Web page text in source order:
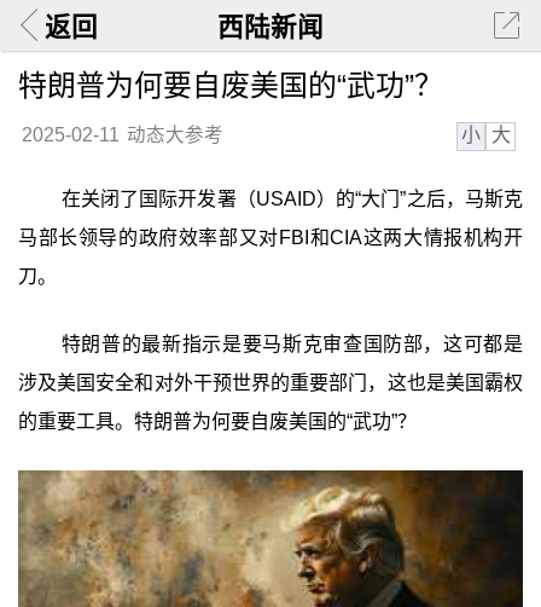
返回 西陆新闻
特朗普为何要自废美国的“武功”？
2025-02-11 动态大参考 小 大
在关闭了国际开发署（USAID）的“大门”之后，马斯克
马部长领导的政府效率部又对FBI和CIA这两大情报机构开
刀。
特朗普的最新指示是要马斯克审查国防部，这可都是
涉及美国安全和对外干预世界的重要部门，这也是美国霸权
的重要工具。特朗普为何要自废美国的“武功”？